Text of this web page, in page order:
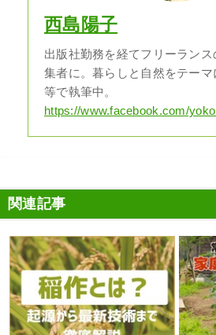
西島陽子
出版社勤務を経てフリーラン
集者に。暮らしと自然をテー
等で執筆中。
https://www.facebook.com/
関連記事